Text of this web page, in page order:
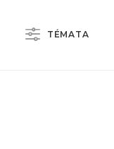
TÉMATA